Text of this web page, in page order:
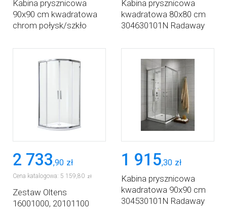
Kabina prysznicowa
90x90 cm kwadratowa
chrom połysk/szkło
1322020101R Radaway
Torrenta KDJ
Kabina prysznicowa
kwadratowa 80x80 cm
304630101N Radaway
2 733,90 zł
Cena katalogowa: 5 159,80 zł
Zestaw Oltens
16001000, 20101100
1 915,30 zł
Kabina prysznicowa
kwadratowa 90x90 cm
304530101N Radaway